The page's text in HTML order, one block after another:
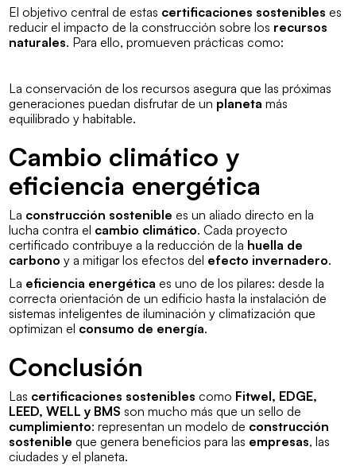
El objetivo central de estas certificaciones sostenibles es
reducir el impacto de la construcción sobre los recursos
naturales. Para ello, promueven prácticas como:
La conservación de los recursos asegura que las próximas
generaciones puedan disfrutar de un planeta más
equilibrado y habitable.
Cambio climático y
eficiencia energética
La construcción sostenible es un aliado directo en la
lucha contra el cambio climático. Cada proyecto
certificado contribuye a la reducción de la huella de
carbono y a mitigar los efectos del efecto invernadero.
La eficiencia energética es uno de los pilares: desde la
correcta orientación de un edificio hasta la instalación de
sistemas inteligentes de iluminación y climatización que
optimizan el consumo de energía.
Conclusión
Las certificaciones sostenibles como Fitwel, EDGE,
LEED, WELL y BMS son mucho más que un sello de
cumplimiento: representan un modelo de construcción
sostenible que genera beneficios para las empresas, las
ciudades y el planeta.